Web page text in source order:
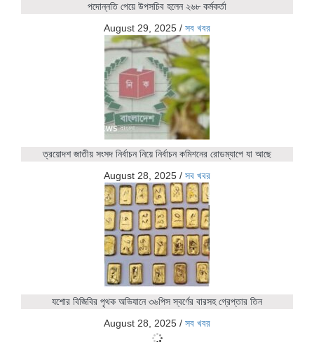
পদোন্নতি পেয়ে উপসচিব হলেন ২৬৮ কর্মকর্তা
August 29, 2025 / সব খবর
ত্রয়োদশ জাতীয় সংসদ নির্বাচন নিয়ে নির্বাচন কমিশনের রোডম্যাপে যা আছে
August 28, 2025 / সব খবর
যশোর বিজিবির পৃথক অভিযানে ৩৬পিস স্বর্ণের বারসহ গ্রেপ্তার তিন
August 28, 2025 / সব খবর